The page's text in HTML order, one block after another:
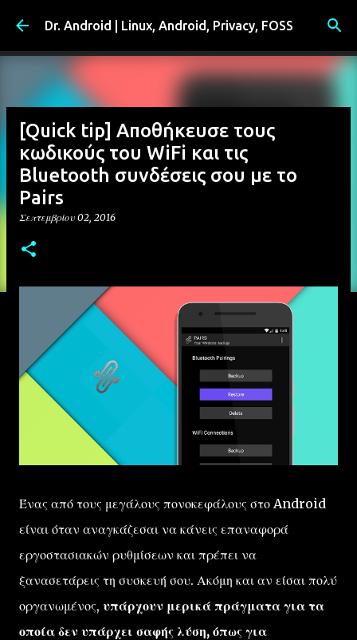
Μετάβαση στο κύριο περιεχόμενο
Dr. Android | Linux, Android, Privacy, FOSS
[Quick tip] Αποθήκευσε τους
κωδικούς του WiFi και τις
Bluetooth συνδέσεις σου με το
Pairs
Σεπτεμβρίου 02, 2016
Ένας από τους μεγάλους πονοκεφάλους στο Android
είναι όταν αναγκάζεσαι να κάνεις επαναφορά
εργοστασιακών ρυθμίσεων και πρέπει να
ξανασετάρεις τη συσκευή σου. Ακόμη και αν είσαι πολύ
οργανωμένος, υπάρχουν μερικά πράγματα για τα
οποία δεν υπάρχει σαφής λύση, όπως για